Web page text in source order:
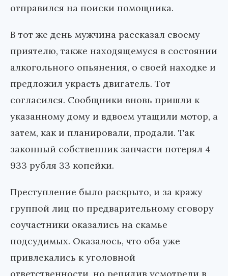
отправился на поиски помощника.
В тот же день мужчина рассказал своему
приятелю, также находящемуся в состоянии
алкогольного опьянения, о своей находке и
предложил украсть двигатель. Тот
согласился. Сообщники вновь пришли к
указанному дому и вдвоем утащили мотор, а
затем, как и планировали, продали. Так
законный собственник запчасти потерял 4
933 рубля 33 копейки.
Преступление было раскрыто, и за кражу
группой лиц по предварительному сговору
соучастники оказались на скамье
подсудимых. Оказалось, что оба уже
привлекались к уголовной
ответственности, но рецидив усмотрели в